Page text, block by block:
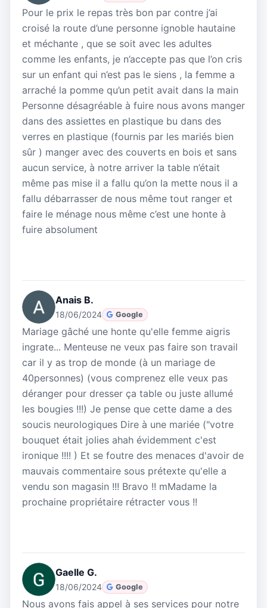
Pour le prix le repas très bon par contre j’ai
croisé la route d’une personne ignoble hautaine
et méchante , que se soit avec les adultes
comme les enfants, je n’accepte pas que l’on cris
sur un enfant qui n’est pas le siens , la femme a
arraché la pomme qu’un petit avait dans la main
Personne désagréable à fuire nous avons manger
dans des assiettes en plastique bu dans des
verres en plastique (fournis par les mariés bien
sûr ) manger avec des couverts en bois et sans
aucun service, à notre arriver la table n’était
même pas mise il a fallu qu’on la mette nous il a
fallu débarrasser de nous même tout ranger et
faire le ménage nous même c’est une honte à
fuire absolument
Anais B.
18/06/2024 Google
Mariage gâché une honte qu'elle femme aigris
ingrate... Menteuse ne veux pas faire son travail
car il y as trop de monde (à un mariage de
40personnes) (vous comprenez elle veux pas
déranger pour dresser ça table ou juste allumé
les bougies !!!) Je pense que cette dame a des
soucis neurologiques Dire à une mariée ("votre
bouquet était jolies ahah évidemment c'est
ironique !!!! ) Et se foutre des menaces d'avoir de
mauvais commentaire sous prétexte qu'elle a
vendu son magasin !!! Bravo !! mMadame la
prochaine propriétaire rétracter vous !!
Gaelle G.
18/06/2024 Google
Nous avons fais appel à ses services pour notre